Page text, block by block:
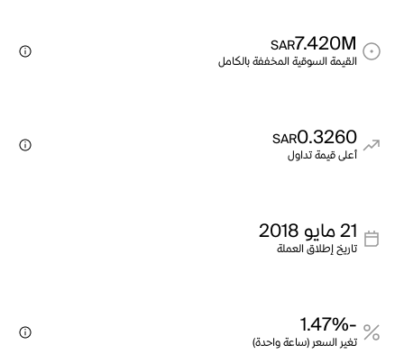
7.420M
SAR
القيمة السوقية المخففة بالكامل
0.3260
SAR
أعلى قيمة تداول
21 مايو 2018
تاريخ إطلاق العملة
-1.47%
تغير السعر (ساعة واحدة)